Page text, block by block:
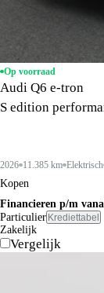
Op voorraad
Audi Q6 e-tron
S edition
2026 11.385 km Elektrisch
Kopen
Financieren p/m
Particulier Krediettabel
Zakelijk
Vergelijk